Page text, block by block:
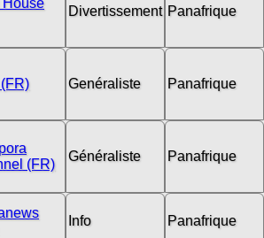
House
Divertissement Panafrique
Genéraliste Panafrique
(FR)
Généraliste Panafrique
Info Panafrique